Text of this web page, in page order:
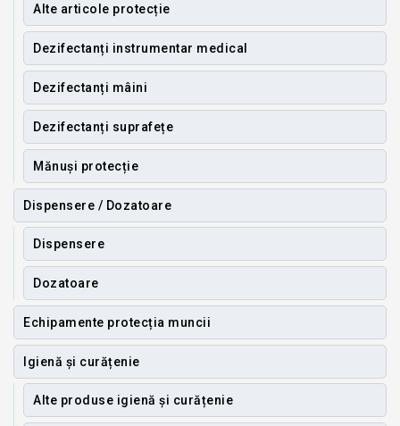
Alte articole protecție
Dezifectanți instrumentar medical
Dezifectanți mâini
Dezifectanți suprafețe
Mănuși protecție
Dispensere / Dozatoare
Dispensere
Dozatoare
Echipamente protecția muncii
Igienă și curățenie
Alte produse igienă și curățenie